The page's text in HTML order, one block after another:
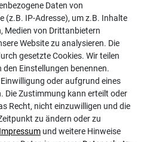
Daten von
(z.B. IP-Adresse), um z.B. Inhalte
Medien von Drittanbietern
Website zu analysieren. Die
gesetzte Cookies. Wir teilen
Einstellungen benennen.
oder aufgrund eines
Die Zustimmung kann erteilt oder
Recht, nicht einzuwilligen und die
zu ändern oder zu
Impressum und weitere Hinweise